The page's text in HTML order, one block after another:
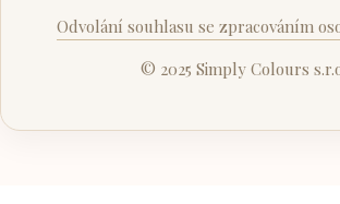
Odvolání souhlasu se zpracováním
© 2025 Simply Colours